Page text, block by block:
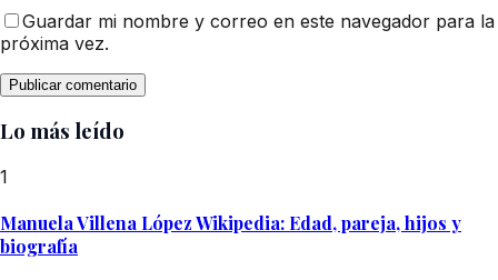
Guardar mi nombre y correo en este navegador para la
próxima vez.
Lo más leído
1
Manuela Villena López Wikipedia: Edad, pareja, hijos y
biografía